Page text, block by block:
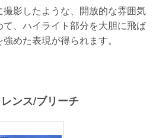
影したような、開放的な雰囲気
、ハイライト部分を大胆に飛ば
めた表現が得られます。
ンス/ブリーチ